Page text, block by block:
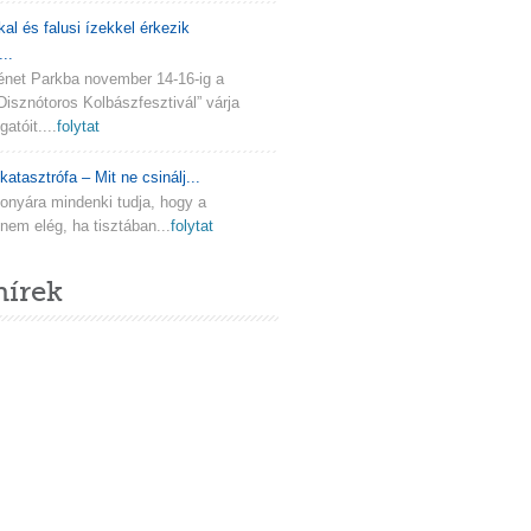
és falusi ízekkel érkezik
Parkba november 14-16-ig a
Kolbászfesztivál” várja
folytat
– Mit ne csinálj...
mindenki tudja, hogy a
elég, ha tisztában...folytat